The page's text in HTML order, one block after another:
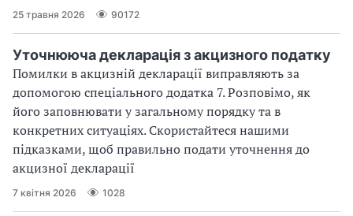
25 травня 2026 90172
Уточнююча декларація з акцизного податку
Помилки в акцизній декларації виправляють за
допомогою спеціального додатка 7. Розповімо, як
його заповнювати у загальному порядку та в
конкретних ситуаціях. Скористайтеся нашими
підказками, щоб правильно подати уточнення до
акцизної декларації
7 квітня 2026 1028